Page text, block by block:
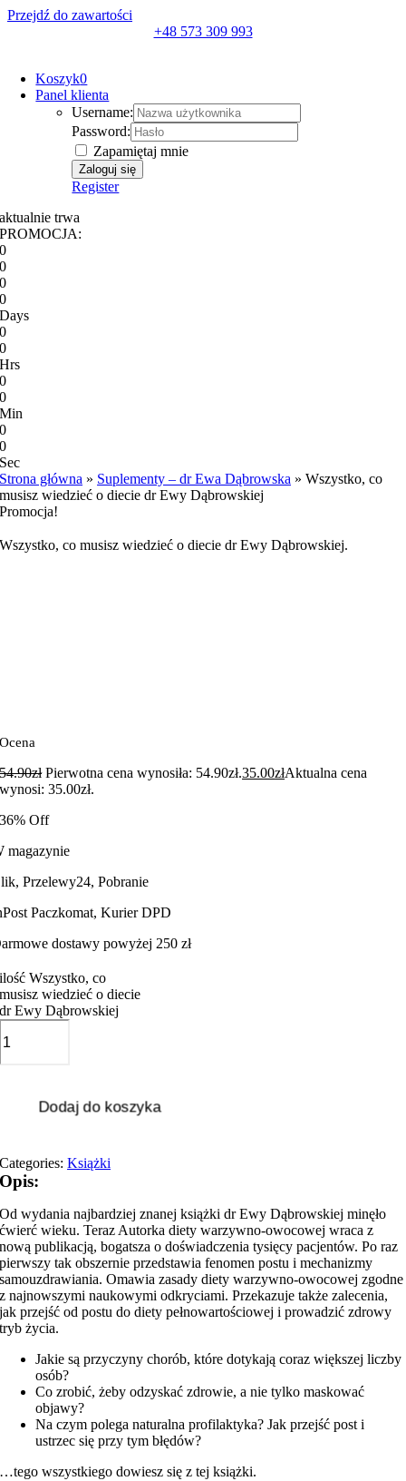
Przejdź do zawartości
+48 573 309 993
Koszyk0
Panel klienta
Username:
Password:
Zapamiętaj mnie
Register
aktualnie trwa
PROMOCJA:
0
0
0
0
Days
0
0
Hrs
0
0
Min
0
0
Sec
Strona główna » Suplementy – dr Ewa Dąbrowska »Wszystko, co
musisz wiedzieć o diecie dr Ewy Dąbrowskiej
Promocja!
Wszystko, co musisz wiedzieć o diecie dr Ewy Dąbrowskiej.
Ocena
54.90zł Pierwotna cena wynosiła: 54.90zł.35.00złAktualna cena
wynosi: 35.00zł.
36% Off
magazynie
Przelewy24, Pobranie
Paczkomat, Kurier DPD
dostawy powyżej 250 zł
ilość Wszystko, co
musisz wiedzieć o diecie
dr Ewy Dąbrowskiej
Dodaj do koszyka
Categories:Książki
Opis:
Od wydania najbardziej znanej książki dr Ewy Dąbrowskiej minęło
ćwierć wieku. Teraz Autorka diety warzywno-owocowej wraca z
nową publikacją, bogatsza o doświadczenia tysięcy pacjentów. Po raz
pierwszy tak obszernie przedstawia fenomen postu i mechanizmy
samouzdrawiania. Omawia zasady diety warzywno-owocowej zgodne
z najnowszymi naukowymi odkryciami. Przekazuje także zalecenia,
jak przejść od postu do diety pełnowartościowej i prowadzić zdrowy
tryb życia.
Jakie są przyczyny chorób, które dotykają coraz większej liczby
osób?
Co zrobić, żeby odzyskać zdrowie, a nie tylko maskować
objawy?
Na czym polega naturalna profilaktyka? Jak przejść post i
ustrzec się przy tym błędów?
…tego wszystkiego dowiesz się z tej książki.